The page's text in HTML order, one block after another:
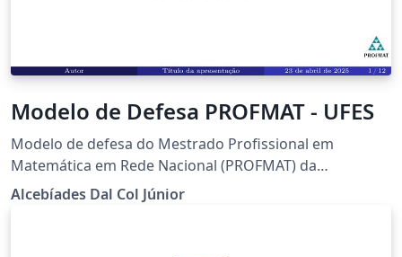
Modelo de Defesa PROFMAT - UFES
Modelo de defesa do Mestrado Profissional em
Matemática em Rede Nacional (PROFMAT) da
Universidade Federal do Espírito Santo (UFES)
Alcebíades Dal Col Júnior